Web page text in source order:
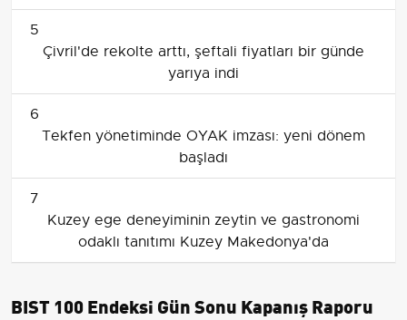
5
Çivril'de rekolte arttı, şeftali fiyatları bir günde
yarıya indi
6
Tekfen yönetiminde OYAK imzası: yeni dönem
başladı
7
Kuzey ege deneyiminin zeytin ve gastronomi
odaklı tanıtımı Kuzey Makedonya'da
BIST 100 Endeksi Gün Sonu Kapanış Raporu